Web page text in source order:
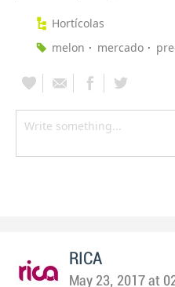
Hortícolas
melon
mercado
RICA
May 23, 2017 at